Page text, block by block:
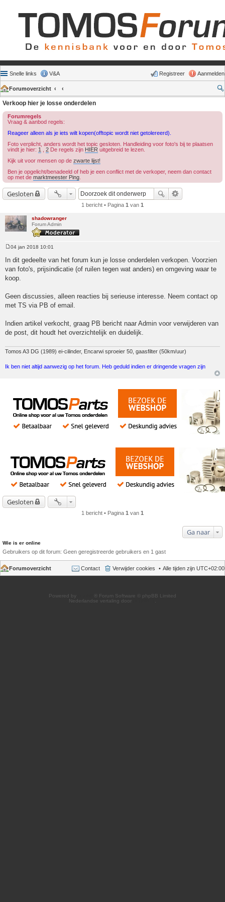
Snelle links V&A Aanmelden
Registreer
Forumoverzicht
Verkoop hier je losse onderdelen
Forumregels
Vraag & aanbod regels:
Reageer alleen als je iets wilt kopen(offtopic wordt niet getolereerd).
Foto verplicht, anders wordt het topic gesloten. Handleiding voor foto's bij te plaatsen
vindt je hier: 1 2 De regels zijn HIER uitgebreid te lezen.
Kijk uit voor mensen op de zwarte lijst!
Ben je opgelicht/benadeeld of heb je een conflict met de verkoper, neem dan contact
op met de marktmeester Ping
Gesloten
1 bericht • Pagina 1 van 1
shadowranger
Forum Admin
Bericht
04 jan 2018 10:01
In dit gedeelte van het forum kun je losse onderdelen verkopen. Voorzien
van foto's, prijsindicatie (of ruilen tegen wat anders) en omgeving waar te
koop.
Geen discussies, alleen reacties bij serieuse interesse. Neem contact op
met TS via PB of email.
Indien artikel verkocht, graag PB bericht naar Admin voor verwijderen van
de post, dit houdt het overzichtelijk en duidelijk.
Tomos A3 DG (1989) ei-cilinder, Encarwi sproeier 50, gaasfilter (50km/uur)
Ik ben niet altijd aanwezig op het forum. Heb geduld indien er dringende vragen zijn
Gesloten
1 bericht • Pagina 1 van 1
Ga naar
Wie is er online
Gebruikers op dit forum: Geen geregistreerde gebruikers en 1 gast
Forumoverzicht Alle tijden zijn UTC+02:00
Verwijder cookies
Contact
Powered by
® Forum Software © phpBB Limited
Nederlandse vertaling door